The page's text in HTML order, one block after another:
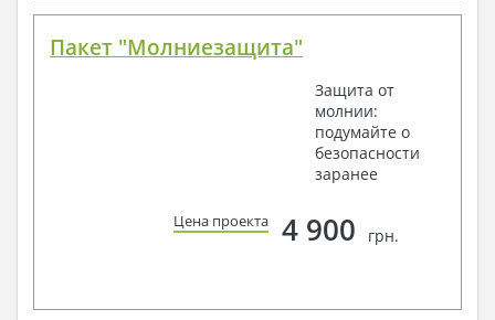
Пакет "Молниезащита"
Защита от
молнии:
подумайте о
безопасности
заранее
Цена проекта 4 900 грн.